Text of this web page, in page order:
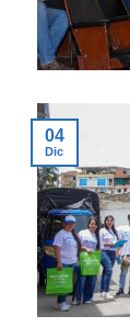
04
Dic